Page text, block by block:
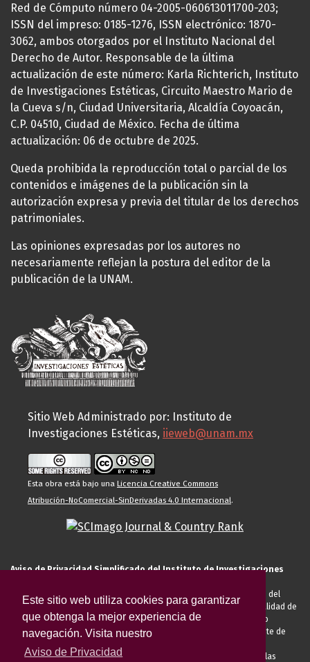
Este sitio web utiliza cookies para garantizar
que obtenga la mejor experiencia de
navegación. Visita nuestro
Aviso de Privacidad
Red de Cómputo número 04-2005-060613011700-203;
ISSN del impreso: 0185-1276, ISSN electrónico: 1870-
3062, ambos otorgados por el Instituto Nacional del
Derecho de Autor. Responsable de la última
actualización de este número: Karla Richterich, Instituto
de Investigaciones Estéticas, Circuito Maestro Mario de
la Cueva s/n, Ciudad Universitaria, Alcaldía Coyoacán,
C.P. 04510, Ciudad de México. Fecha de última
actualización: 06 de octubre de 2025.
Queda prohibida la reproducción total o parcial de los
contenidos e imágenes de la publicación sin la
autorización expresa y previa del titular de los derechos
patrimoniales.
Las opiniones expresadas por los autores no
necesariamente reflejan la postura del editor de la
publicación de la UNAM.
Sitio Web Administrado por: Instituto de
Investigaciones Estéticas, iieweb@unam.mx
Esta obra está bajo una Licencia Creative Commons
Atribución-NoComercial-SinDerivadas 4.0 Internacional.
Aviso de Privacidad Simplificado del Instituto de Investigaciones
El Instituto de Investigaciones Estéticas de la UNAM, es responsable del
tratamiento de sus datos personales para el registro de usted en calidad de
alumno, docente, personal de la entidad académica, conferencista o
invitado externo (nacional o extranjero), visitante, proveedor o cliente de
anteriormente descritas u otras aquellas exigidas legalmente o por las